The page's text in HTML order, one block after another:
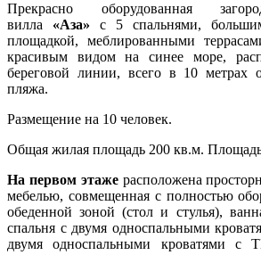
Прекрасно оборудованная
вилла «Аза» с 5 спальнями,
площадкой, меблированными
красивым видом на синее море,
береговой линии, всего в 10 метрах
пляжа.
Размещение на 10 человек.
Общая жилая площадь 200 кв.м. Площадь
На первом этажерасположена
мебелью, совмещенная с полностью
обеденной зоной (стол и стулья),
спальня с двумя односпальными
двумя односпальными кроватями с